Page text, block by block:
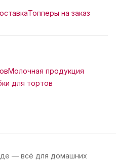
Топперы на заказ
Молочная продукция
для тортов
— всё для домашних